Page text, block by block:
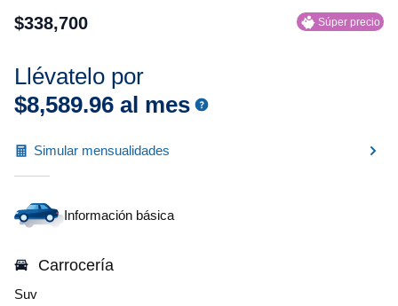
$338,700 Súper precio
Llévatelo por
$8,589.96 al mes
Simular mensualidades
Información básica
Carrocería
Suv